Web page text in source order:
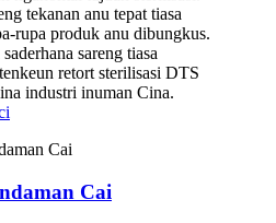
tekanan anu tepat tiasa
rupa produk anu dibungkus.
sareng tiasa
retort sterilisasi DTS
industri inuman Cina.
Cai